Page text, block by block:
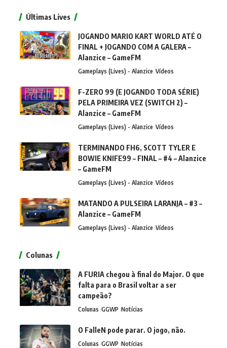
Últimas Lives
JOGANDO MARIO KART WORLD ATÉ O
FINAL + JOGANDO COM A GALERA –
Alanzice – GameFM
Gameplays (Lives) - Alanzice Vídeos
F-ZERO 99 (E JOGANDO TODA SÉRIE)
PELA PRIMEIRA VEZ (SWITCH 2) –
Alanzice – GameFM
Gameplays (Lives) - Alanzice Vídeos
TERMINANDO FH6, SCOTT TYLER E
BOWIE KNIFE99 – FINAL – #4 – Alanzice
– GameFM
Gameplays (Lives) - Alanzice Vídeos
MATANDO A PULSEIRA LARANJA – #3 –
Alanzice – GameFM
Gameplays (Lives) - Alanzice Vídeos
Colunas
A FURIA chegou à final do Major. O que
falta para o Brasil voltar a ser
campeão?
Colunas GGWP Notícias
O FalleN pode parar. O jogo, não.
Colunas GGWP Notícias